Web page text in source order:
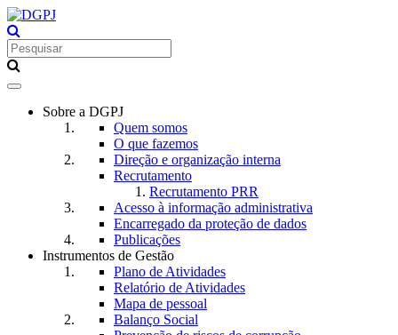
Toggle
navigationSobre a DGPJ
Quem somos
O que fazemos
Direção e organização interna
Recrutamento
Recrutamento PRR
Acesso à informação administrativa
Encarregado da proteção de dados
Publicações
Instrumentos de Gestão
Plano de Atividades
Relatório de Atividades
Mapa de pessoal
Balanço Social